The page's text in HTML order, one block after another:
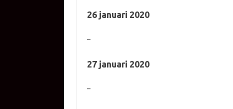
26 januari 2020
–
27 januari 2020
–